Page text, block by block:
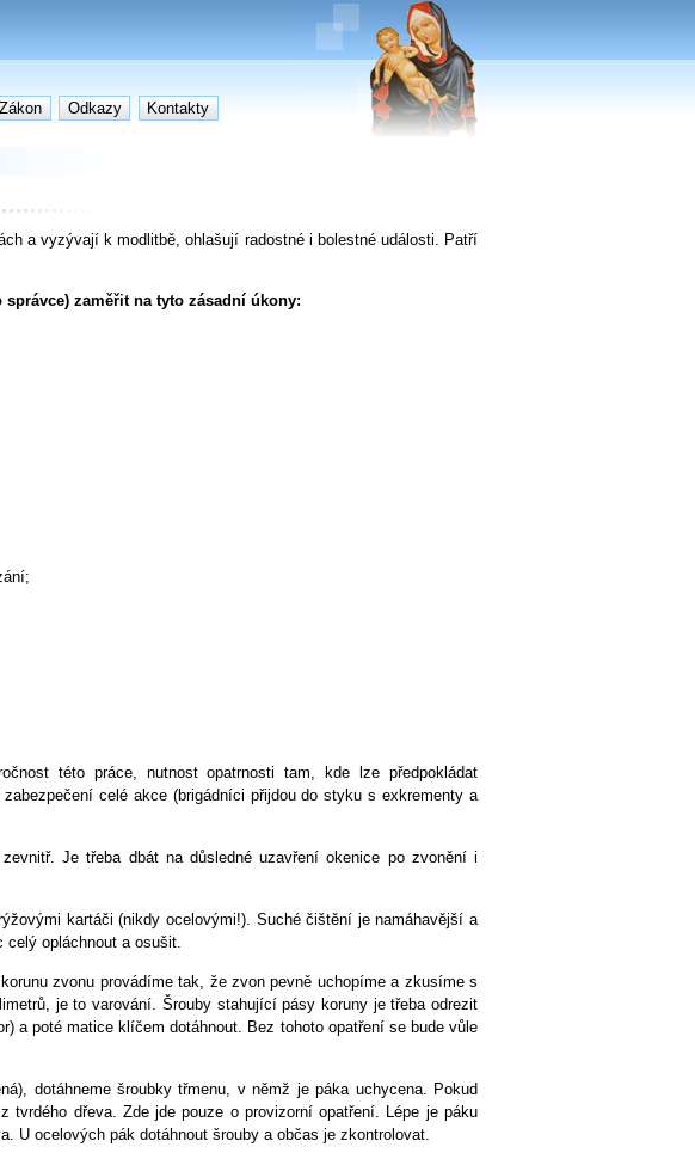
Zákon Odkazy Kontakty
a vyzývají k modlitbě, ohlašují radostné i bolestné události. Patří
zaměřit na tyto zásadní úkony:
této práce, nutnost opatrnosti tam, kde lze předpokládat
celé akce (brigádníci přijdou do styku s exkrementy a
Je třeba dbát na důsledné uzavření okenice po zvonění i
kartáči (nikdy ocelovými!). Suché čištění je namáhavější a
celý opláchnout a osušit.
zvonu provádíme tak, že zvon pevně uchopíme a zkusíme s
je to varování. Šrouby stahující pásy koruny je třeba odrezit
a poté matice klíčem dotáhnout. Bez tohoto opatření se bude vůle
dotáhneme šroubky třmenu, v němž je páka uchycena. Pokud
dřeva. Zde jde pouze o provizorní opatření. Lépe je páku
U ocelových pák dotáhnout šrouby a občas je zkontrolovat.